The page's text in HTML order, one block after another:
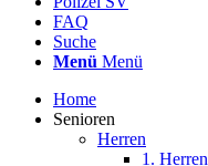
FAQ
Suche
Menü Menü
Home
Senioren
Herren
1. Herren